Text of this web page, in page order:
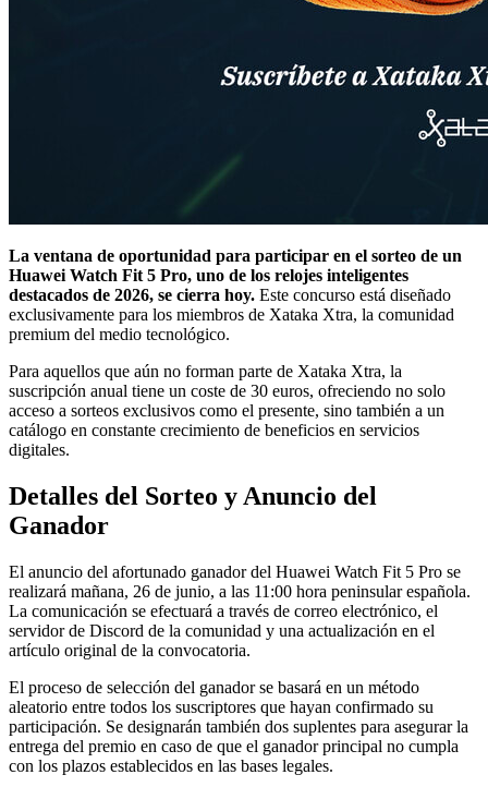
La ventana de oportunidad para participar en el sorteo de un
Huawei Watch Fit 5 Pro, uno de los relojes inteligentes
destacados de 2026, se cierra hoy. Este concurso está diseñado
exclusivamente para los miembros de Xataka Xtra, la comunidad
premium del medio tecnológico.
Para aquellos que aún no forman parte de Xataka Xtra, la
suscripción anual tiene un coste de 30 euros, ofreciendo no solo
acceso a sorteos exclusivos como el presente, sino también a un
catálogo en constante crecimiento de beneficios en servicios
digitales.
Detalles del Sorteo y Anuncio del
Ganador
El anuncio del afortunado ganador del Huawei Watch Fit 5 Pro se
realizará mañana, 26 de junio, a las 11:00 hora peninsular española.
La comunicación se efectuará a través de correo electrónico, el
servidor de Discord de la comunidad y una actualización en el
artículo original de la convocatoria.
El proceso de selección del ganador se basará en un método
aleatorio entre todos los suscriptores que hayan confirmado su
participación. Se designarán también dos suplentes para asegurar la
entrega del premio en caso de que el ganador principal no cumpla
con los plazos establecidos en las bases legales.